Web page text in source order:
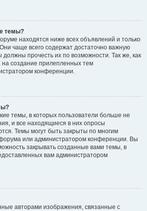
темы?
находятся ниже всех объявлений и только
чаще всего содержат достаточно важную
прочесть их по возможности. Так же, как
создание прилепленных тем
конференции.
темы, в которых пользователи больше не
и все находящиеся в них опросы
Темы могут быть закрыты по многим
или администратором конференции. Вы
закрывать созданные вами темы, в
вам администратором
авторами изображения, связанные с